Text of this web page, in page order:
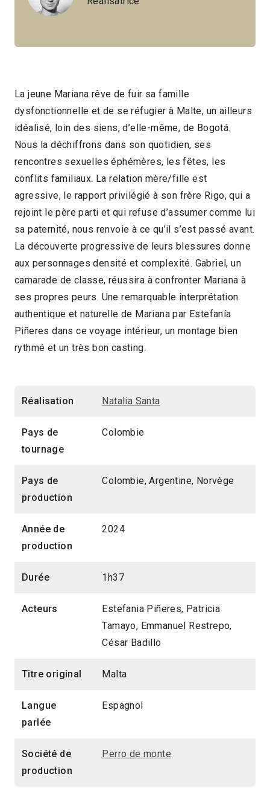
La jeune Mariana rêve de fuir sa famille
dysfonctionnelle et de se réfugier à Malte, un ailleurs
idéalisé, loin des siens, d’elle-même, de Bogotá.
Nous la déchiffrons dans son quotidien, ses
rencontres sexuelles éphémères, les fêtes, les
conflits familiaux. La relation mère/fille est
agressive, le rapport privilégié à son frère Rigo, qui a
rejoint le père parti et qui refuse d’assumer comme lui
sa paternité, nous renvoie à ce qu’il s’est passé avant.
La découverte progressive de leurs blessures donne
aux personnages densité et complexité. Gabriel, un
camarade de classe, réussira à confronter Mariana à
ses propres peurs. Une remarquable interprétation
authentique et naturelle de Mariana par Estefanía
Piñeres dans ce voyage intérieur, un montage bien
rythmé et un très bon casting.
Réalisation Natalia Santa
Pays de
tournage
Colombie
Pays de
production
Colombie, Argentine, Norvège
Année de
production
2024
Durée 1h37
Acteurs
Estefania Piñeres, Patricia
Tamayo, Emmanuel Restrepo,
César Badillo
Titre original Malta
Langue
parlée
Espagnol
Société de
production
Perro de monte